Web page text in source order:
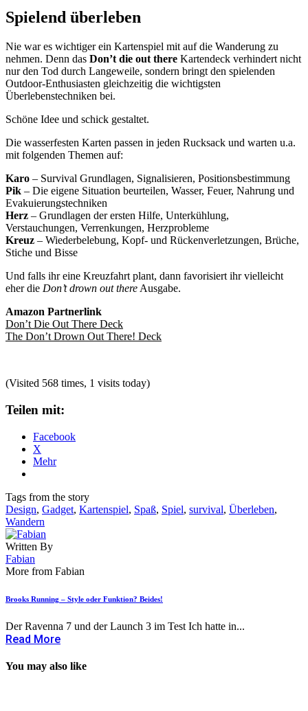
Spielend überleben
Nie war es wichtiger ein Kartenspiel mit auf die Wanderung zu
nehmen. Denn das Don’t die out there Kartendeck verhindert nicht
nur den Tod durch Langeweile, sondern bringt den spielenden
Outdoor-Enthusiasten gleichzeitig die wichtigsten
Überlebenstechniken bei.
Schöne Idee und schick gestaltet.
Die wasserfesten Karten passen in jeden Rucksack und warten u.a.
mit folgenden Themen auf:
Karo – Survival Grundlagen, Signalisieren, Positionsbestimmung
Pik – Die eigene Situation beurteilen, Wasser, Feuer, Nahrung und
Evakuierungstechniken
Herz – Grundlagen der ersten Hilfe, Unterkühlung,
Verstauchungen, Verrenkungen, Herzprobleme
Kreuz – Wiederbelebung, Kopf- und Rückenverletzungen, Brüche,
Stiche und Bisse
Und falls ihr eine Kreuzfahrt plant, dann favorisiert ihr vielleicht
eher die Don’t drown out there Ausgabe.
Amazon Partnerlink
Don’t Die Out There Deck
The Don’t Drown Out There! Deck
(Visited 568 times, 1 visits today)
Teilen mit:
Facebook
X
Mehr
Tags from the story
Design, Gadget, Kartenspiel, Spaß, Spiel, survival, Überleben,
Wandern
Written By
Fabian
More from Fabian
Brooks Running – Style oder Funktion? Beides!
Der Ravenna 7 und der Launch 3 im Test Ich hatte in...
Read More
You may also like